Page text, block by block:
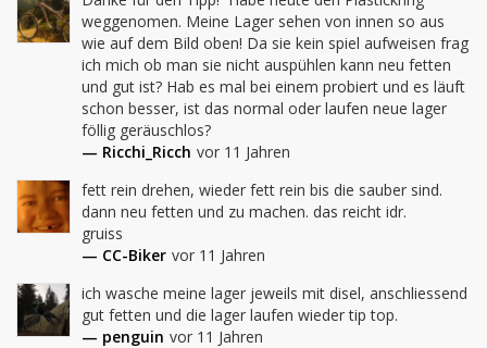
weggenomen. Meine Lager sehen von innen so aus
wie auf dem Bild oben! Da sie kein spiel aufweisen frag
ich mich ob man sie nicht auspühlen kann neu fetten
und gut ist? Hab es mal bei einem probiert und es läuft
schon besser, ist das normal oder laufen neue lager
föllig geräuschlos?
— Ricchi_Ricch vor 11 Jahren
fett rein drehen, wieder fett rein bis die sauber sind.
dann neu fetten und zu machen. das reicht idr.
gruiss
— CC-Biker vor 11 Jahren
ich wasche meine lager jeweils mit disel, anschliessend
gut fetten und die lager laufen wieder tip top.
— penguin vor 11 Jahren